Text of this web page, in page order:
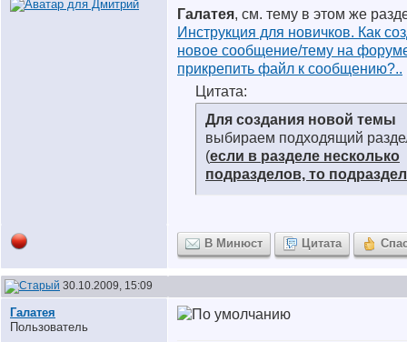
Галатея, см. тему в этом же
Инструкция для новичков. Как
новое сообщение/тему на
прикрепить файл к сообщению?..
Цитата:
Для создания новой темы
выбираем подходящий
(если в разделе несколько
подразделов, то подраздел
В Минюст Цитата
30.10.2009, 15:09
Галатея
Пользователь